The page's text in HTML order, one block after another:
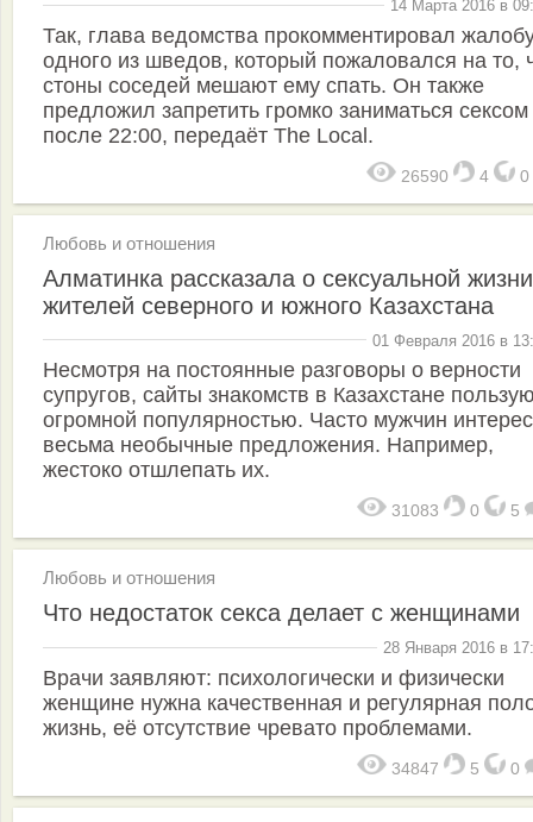
14 Марта 2016 в
Так, глава ведомства прокомментировал
одного из шведов, который пожаловался на то,
стоны соседей мешают ему спать. Он также
предложил запретить громко заниматься сексом
после 22:00, передаёт The Local.
26590 4 0
Любовь и отношения
Алматинка рассказала о сексуальной жизни
жителей северного и южного Казахстана
01 Февраля 2016 в
Несмотря на постоянные разговоры о верности
супругов, сайты знакомств в Казахстане
огромной популярностью. Часто мужчин
весьма необычные предложения. Например,
жестоко отшлепать их.
31083 0 5
Любовь и отношения
Что недостаток секса делает с женщинами
28 Января 2016 в
Врачи заявляют: психологически и физически
женщине нужна качественная и регулярная
жизнь, её отсутствие чревато проблемами.
34847 5 0